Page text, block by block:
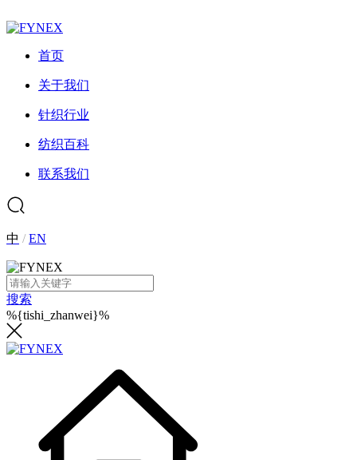
首页
关于我们
针织行业
纺织百科
联系我们
中 /EN
搜索
%{tishi_zhanwei}%